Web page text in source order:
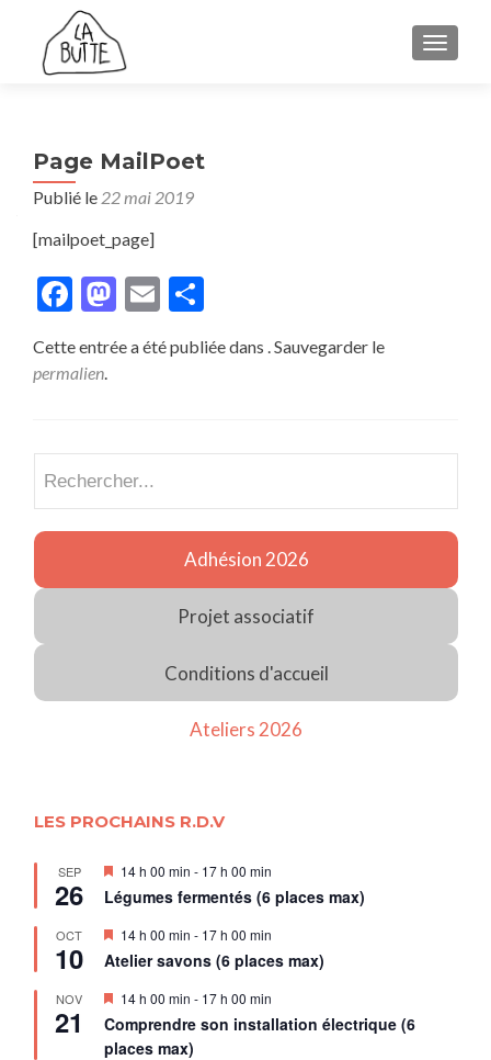
Page MailPoet
Publié le 22 mai 2019
[mailpoet_page]
Facebook
Mastodon
Email
Cette entrée a été publiée dans . Sauvegarder le
permalien.
Adhésion 2026
Projet associatif
Conditions d'accueil
Ateliers 2026
LES PROCHAINS R.D.V
SEP
26
Mis
en
avant
14 h 00 min - 17 h 00 min
Légumes fermentés (6 places max)
OCT
10
Mis
en
avant
14 h 00 min - 17 h 00 min
Atelier savons (6 places max)
NOV
21
Mis
avant
14 h 00 min - 17 h 00 min
Comprendre son installation électrique (6
places max)